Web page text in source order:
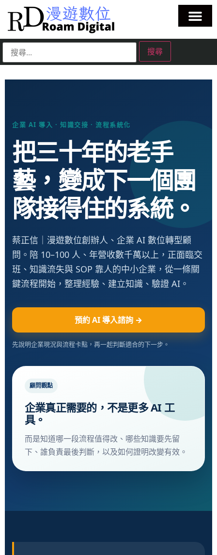
企業 AI 導入 · 知識交接 · 流程系統化
把三十年的老手
藝，變成下一個團
隊接得住的系統。
蔡正信｜漫遊數位創辦人、企業 AI 數位轉型顧
問。陪 10–100 人、年營收數千萬以上，正面臨交
班、知識流失與 SOP 靠人的中小企業，從一條關
鍵流程開始，整理經驗、建立知識、驗證 AI。
預約 AI 導入諮詢 →
先說明企業現況與流程卡點，再一起判斷適合的下一步。
顧問觀點
企業真正需要的，不是更多 AI 工
具。
而是知道哪一段流程值得改、哪些知識要先留
下、誰負責最後判斷，以及如何證明改變有效。